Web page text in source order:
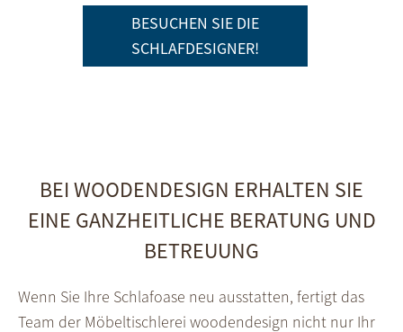
BESUCHEN SIE DIE
SCHLAFDESIGNER!
BEI WOODENDESIGN ERHALTEN SIE
EINE GANZHEITLICHE BERATUNG UND
BETREUUNG
Wenn Sie Ihre Schlafoase neu ausstatten, fertigt das
Team der Möbeltischlerei woodendesign nicht nur Ihr